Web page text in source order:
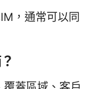
，通常可以同